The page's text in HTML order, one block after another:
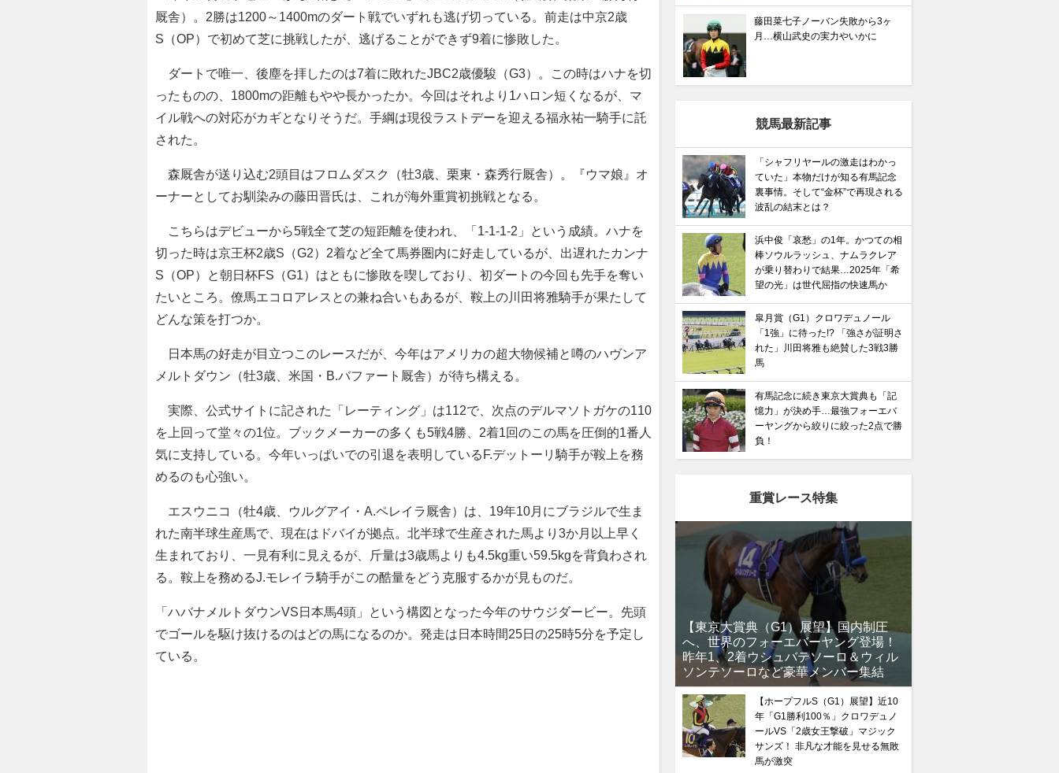
厩舎）。2勝は1200～1400mのダート戦でいずれも逃げ切っている。前走は中京2歳
S（OP）で初めて芝に挑戦したが、逃げることができず9着に惨敗した。
ダートで唯一、後塵を拝したのは7着に敗れたJBC2歳優駿（G3）。この時はハナを切
ったものの、1800mの距離もやや長かったか。今回はそれより1ハロン短くなるが、マ
イル戦への対応がカギとなりそうだ。手綱は現役ラストデーを迎える福永祐一騎手に託
された。
森厩舎が送り込む2頭目はフロムダスク（牡3歳、栗東・森秀行厩舎）。『ウマ娘』オ
ーナーとしてお馴染みの藤田晋氏は、これが海外重賞初挑戦となる。
こちらはデビューから5戦全て芝の短距離を使われ、「1-1-1-2」という成績。ハナを
切った時は京王杯2歳S（G2）2着など全て馬券圏内に好走しているが、出遅れたカンナ
S（OP）と朝日杯FS（G1）はともに惨敗を喫しており、初ダートの今回も先手を奪い
たいところ。僚馬エコロアレスとの兼ね合いもあるが、鞍上の川田将雅騎手が果たして
どんな策を打つか。
日本馬の好走が目立つこのレースだが、今年はアメリカの超大物候補と噂のハヴンア
メルトダウン（牡3歳、米国・B.バファート厩舎）が待ち構える。
実際、公式サイトに記された「レーティング」は112で、次点のデルマソトガケの110
を上回って堂々の1位。ブックメーカーの多くも5戦4勝、2着1回のこの馬を圧倒的1番人
気に支持している。今年いっぱいでの引退を表明しているF.デットーリ騎手が鞍上を務
めるのも心強い。
エスウニコ（牡4歳、ウルグアイ・A.ペレイラ厩舎）は、19年10月にブラジルで生ま
れた南半球生産馬で、現在はドバイが拠点。北半球で生産された馬より3か月以上早く
生まれており、一見有利に見えるが、斤量は3歳馬よりも4.5kg重い59.5kgを背負わされ
る。鞍上を務めるJ.モレイラ騎手がこの酷量をどう克服するかが見ものだ。
「ハバナメルトダウンVS日本馬4頭」という構図となった今年のサウジダービー。先頭
でゴールを駆け抜けるのはどの馬になるのか。発走は日本時間25日の25時5分を予定し
ている。
藤田菜七子ノーバン失敗から3ヶ
月…横山武史の実力やいかに
競馬最新記事
「シャフリヤールの激走はわかっ
ていた」本物だけが知る有馬記念
裏事情。そして“金杯”で再現される
波乱の結末とは？
浜中俊「哀愁」の1年。かつての相
棒ソウルラッシュ、ナムラクレア
が乗り替わりで結果…2025年「希
望の光」は世代屈指の快速馬か
皐月賞（G1）クロワデュノール
「1強」に待った!? 「強さが証明さ
れた」川田将雅も絶賛した3戦3勝
馬
有馬記念に続き東京大賞典も「記
憶力」が決め手…最強フォーエバ
ーヤングから絞りに絞った2点で勝
負！
重賞レース特集
【東京大賞典（G1）展望】国内制圧
へ、世界のフォーエバーヤング登場！
昨年1、2着ウシュバテソーロ＆ウィル
ソンテソーロなど豪華メンバー集結
【ホープフルS（G1）展望】近10
年「G1勝利100％」クロワデュノ
ールVS「2歳女王撃破」マジック
サンズ！ 非凡な才能を見せる無敗
馬が激突